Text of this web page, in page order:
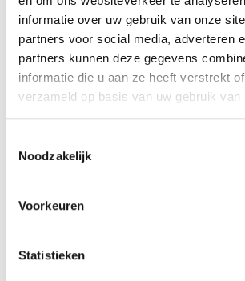
informatie over uw gebruik van onze
partners voor social media, adverteren
partners kunnen deze gegevens
informatie die u aan ze heeft verstrekt
verzameld op basis van uw gebruik van
Noodzakelijk
Voorkeuren
Statistieken
VACATURE DELEN
Sollicitatieprocedure